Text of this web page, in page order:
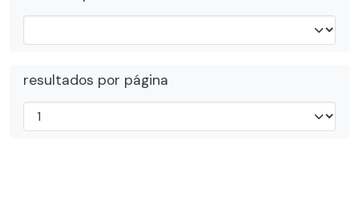
resultados por página